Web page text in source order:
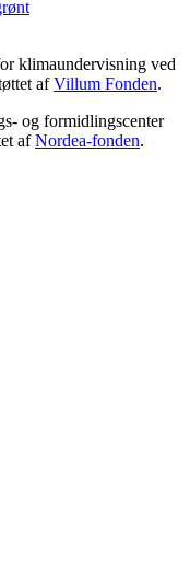
klimaundervisning ved
afVillum Fonden.
og formidlingscenter
afNordea-fonden.